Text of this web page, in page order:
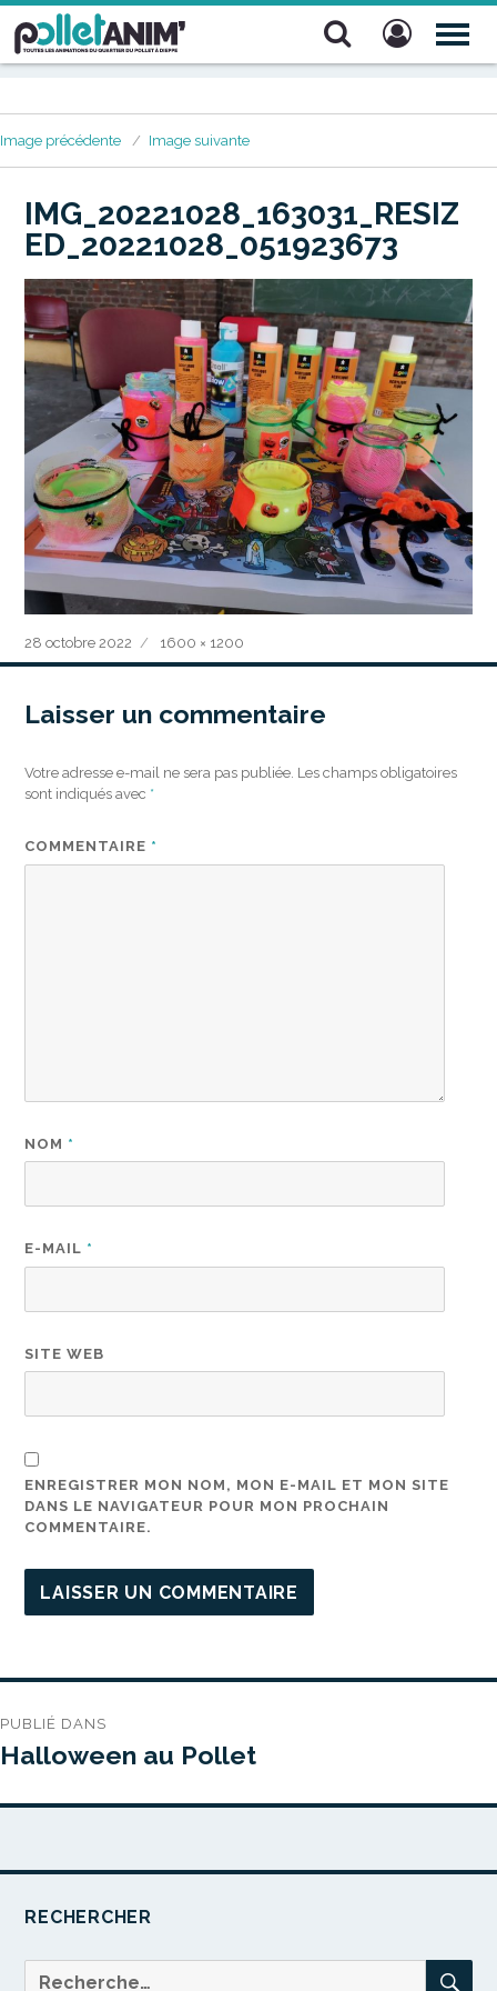
Pollet Anim'
Image précédente Image suivante
IMG_20221028_163031_RESIZ
ED_20221028_051923673
Publié
le
28 octobre 2022
Taille
réelle
1600 × 1200
Laisser un commentaire
Votre adresse e-mail ne sera pas publiée. Les champs obligatoires
sont indiqués avec *
COMMENTAIRE *
NOM *
E-MAIL *
SITE WEB
ENREGISTRER MON NOM, MON E-MAIL ET MON SITE
DANS LE NAVIGATEUR POUR MON PROCHAIN
COMMENTAIRE.
de
PUBLIÉ DANS
Halloween au Pollet
RECHERCHER
Recherche